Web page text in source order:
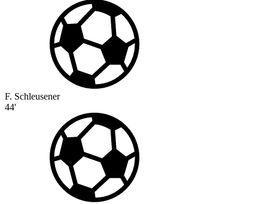
F. Schleusener
44'